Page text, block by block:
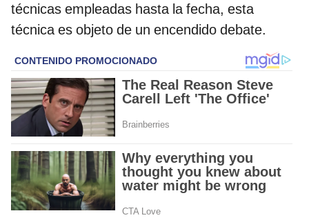
técnicas empleadas hasta la fecha, esta
técnica es objeto de un encendido debate.